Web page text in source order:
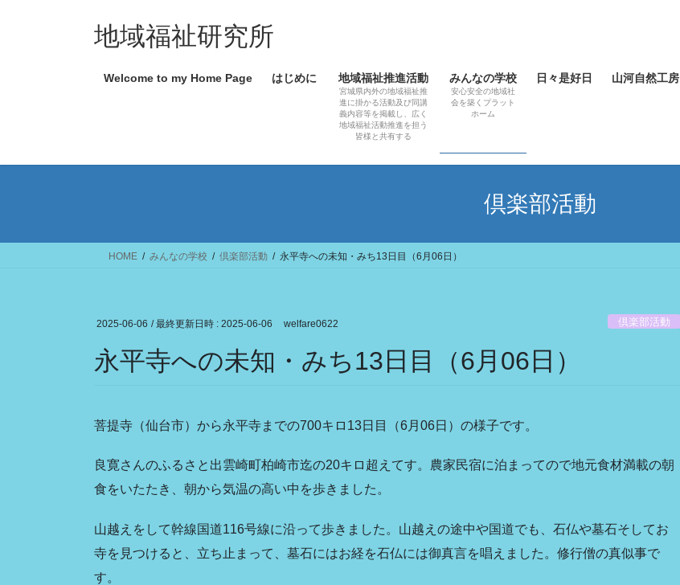
ッ
移
地域福祉研究所
Welcome to my Home Page はじめに 地域福祉推進活動
宮城県内外の地域福祉推
進に掛かる活動及び同講
義内容等を掲載し、広く
地域福祉活動推進を担う
皆様と共有する
みんなの学校
安心安全の地域社
会を築くプラット
ホーム
日々是好日 山河自然工房
倶楽部活動
HOME みんなの学校 倶楽部活動 永平寺への未知・みち13日目（6月06日）
2025-06-06 / 最終更新日時 : 2025-06-06 welfare0622 倶楽部活動
永平寺への未知・みち13日目（6月06日）
菩提寺（仙台市）から永平寺までの700キロ13日目（6月06日）の様子です。
良寛さんのふるさと出雲崎町柏崎市迄の20キロ超えてす。農家民宿に泊まってので地元食材満載の朝
食をいたたき、朝から気温の高い中を歩きました。
山越えをして幹線国道116号線に沿って歩きました。山越えの途中や国道でも、石仏や墓石そしてお
寺を見つけると、立ち止まって、墓石にはお経を石仏には御真言を唱えました。修行僧の真似事で
す。